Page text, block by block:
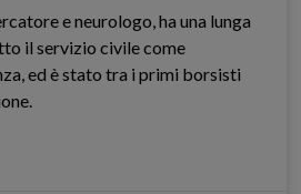
e neurologo, ha una lunga
il servizio civile come
ed è stato tra i primi borsisti